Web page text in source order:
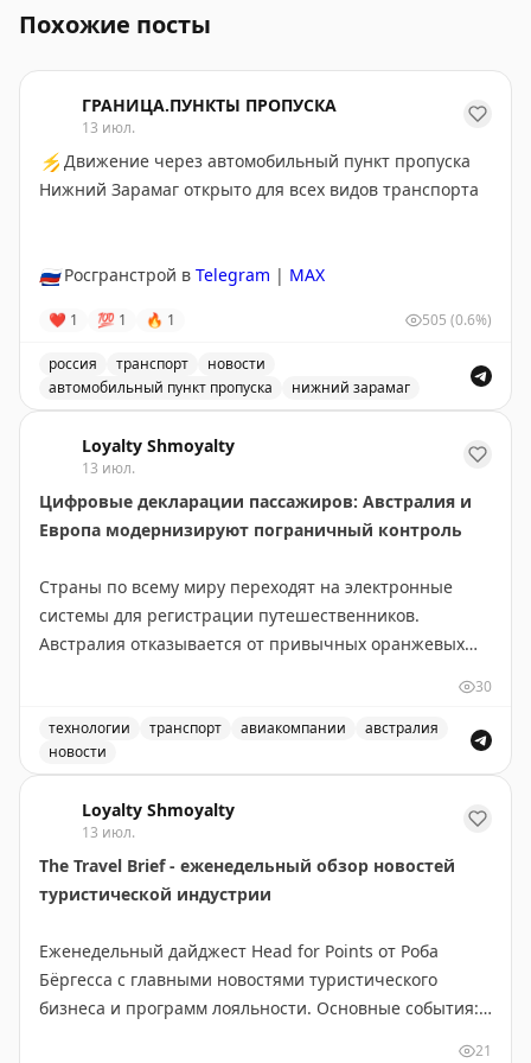
Похожие посты
ГРАНИЦА.ПУНКТЫ ПРОПУСКА
13 июл.
⚡ Движение через автомобильный пункт пропуска
Нижний Зарамаг открыто для всех видов транспорта
🇷🇺Росгранстрой в Telegram | MAX
❤ 1 💯 1 🔥 1 505 (0.6%)
россия транспорт
новости
автомобильный пункт пропуска
нижний зарамаг
Loyalty Shmoyalty
13 июл.
Цифровые декларации пассажиров: Австралия и
Европа модернизируют пограничный контроль
Страны по всему миру переходят на электронные
системы для регистрации путешественников.
Австралия отказывается от привычных оранжевых
платформы Australia Travel Declaration. Новая система
будет внедрена во всех международных аэропортах и
портах в течение 12-18 месяцев. На проект выделено
программа уже запущена с авиакомпанией Qantas.
В Европе также идет модернизация пограничного
контроля. Система предварительной авторизации
официальный сайт указывает на запуск в конце 2026
года, эксперты скептичны относительно этого срока.
ETIAS работает по принципу американской ESTA и
30
технологии транспорт авиакомпании
австралия
новости
Loyalty Shmoyalty
13 июл.
The Travel Brief - еженедельный обзор новостей
туристической индустрии
Еженедельный дайджест Head for Points от Роба
Бёргесса с главными новостями туристического
бизнеса и программ лояльности. Основные события:
21